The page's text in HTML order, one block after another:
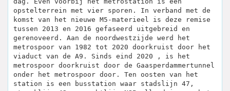
opstelterrein met vier sporen. In verband met de
komst van het nieuwe M5-materieel is deze remise
tussen 2013 en 2016 gefaseerd uitgebreid en
gerenoveerd. Aan de noordwestzijde werd het
metrospoor van 1982 tot 2020 doorkruist door het
viaduct van de A9. Sinds eind 2020 , is het
metrospoor doorkruist door de Gaasperdammertunnel
onder het metrospoor door. Ten oosten van het
station is een busstation waar stadslijn 47,